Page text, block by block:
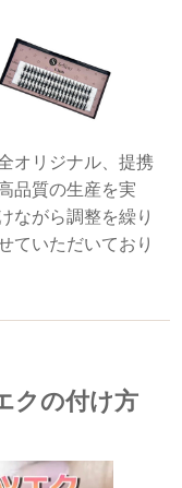
オリジナル、提携
品質の生産を実
ながら調整を繰り
ていただいており
クの付け方